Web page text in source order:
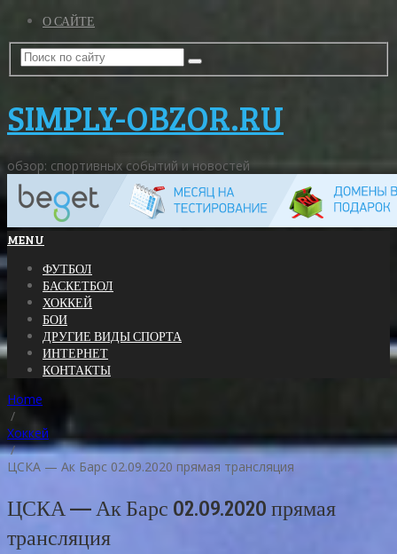
О САЙТЕ
SIMPLY-OBZOR.RU
обзор: спортивных событий и новостей
MENU
ФУТБОЛ
БАСКЕТБОЛ
ХОККЕЙ
БОИ
ДРУГИЕ ВИДЫ СПОРТА
ИНТЕРНЕТ
КОНТАКТЫ
Home
/
Хоккей
/
ЦСКА — Ак Барс 02.09.2020 прямая трансляция
ЦСКА — Ак Барс 02.09.2020 прямая
трансляция